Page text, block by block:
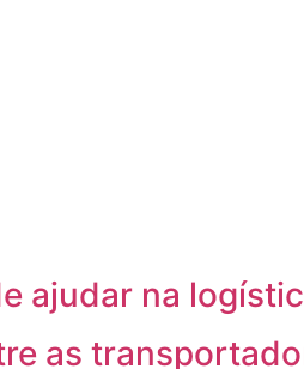
ajudar na
as